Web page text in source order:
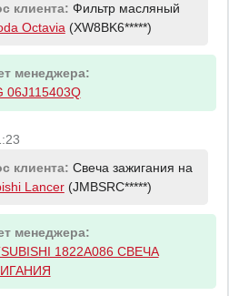
клиента: Фильтр масляный
Octavia (XW8BK6*****)
менеджера:
06J115403Q
клиента: Свеча зажигания на
Lancer(JMBSRC*****)
менеджера:
1822A086 СВЕЧА